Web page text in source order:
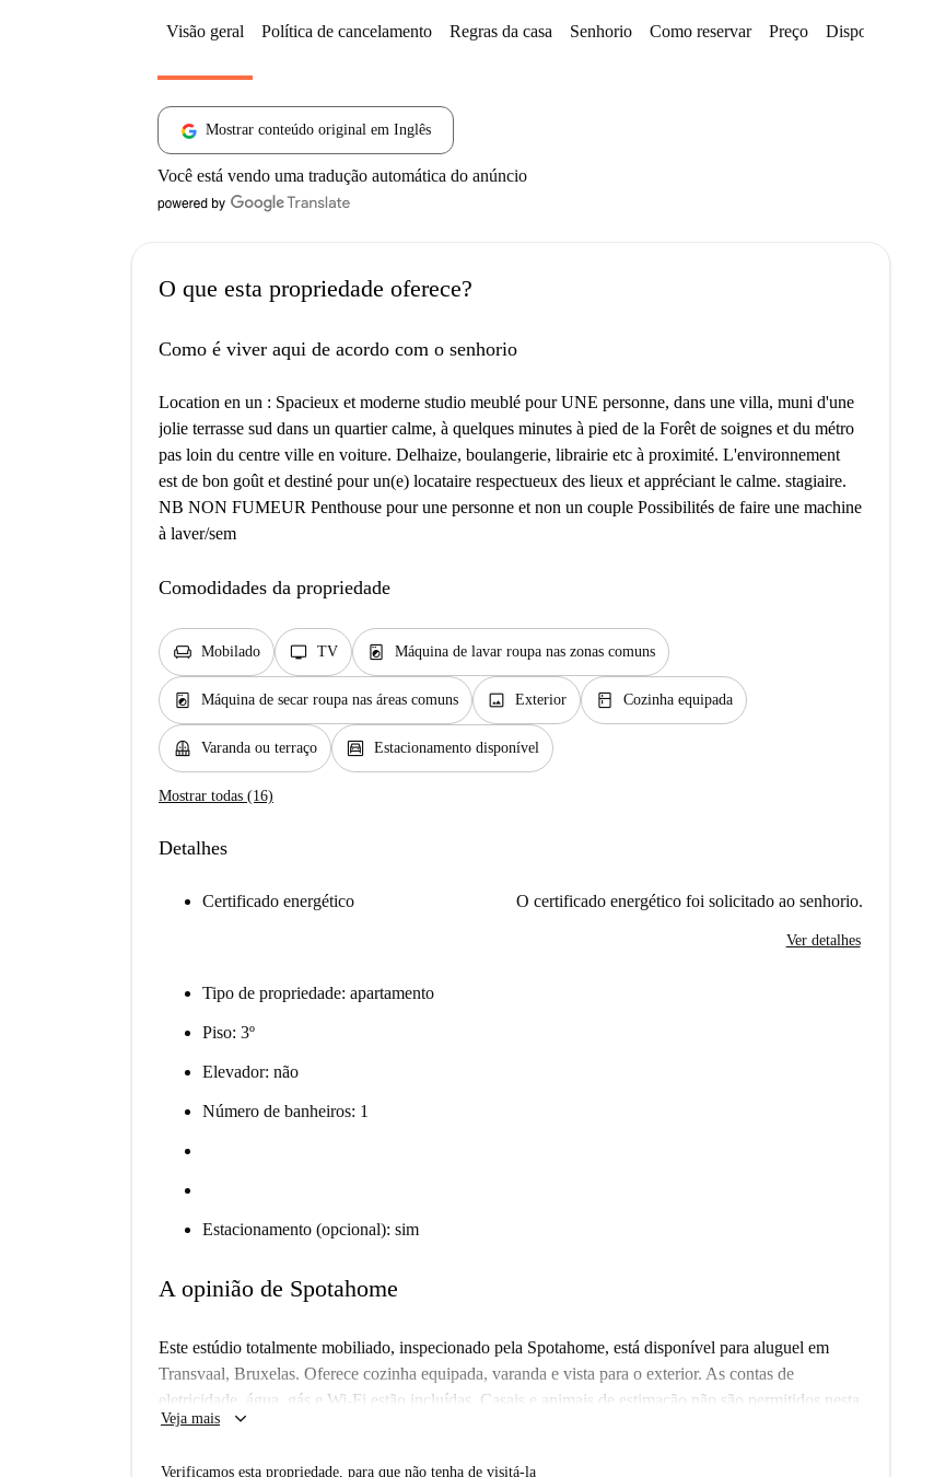
Visão geral Política de cancelamento Regras da casa Senhorio Como reservar Preço Disponibilidades
Mostrar conteúdo original em Inglês
Você está vendo uma tradução automática do anúncio
O que esta propriedade oferece?
Como é viver aqui de acordo com o senhorio
Location en un : Spacieux et moderne studio meublé pour UNE personne, dans une villa, muni d'une
jolie terrasse sud dans un quartier calme, à quelques minutes à pied de la Forêt de soignes et du métro
pas loin du centre ville en voiture. Delhaize, boulangerie, librairie etc à proximité. L'environnement
est de bon goût et destiné pour un(e) locataire respectueux des lieux et appréciant le calme. stagiaire.
NB NON FUMEUR Penthouse pour une personne et non un couple Possibilités de faire une machine
à laver/sem
Comodidades da propriedade
chair Mobilado tv TV local_laundry_service Máquina de lavar roupa nas zonas comuns
local_laundry_service Máquina de secar roupa nas áreas comuns image Exterior kitchen Cozinha equipada
balcony Varanda ou terraço garage Estacionamento disponível
Mostrar todas (16)
Detalhes
Certificado energético O certificado energético foi solicitado ao senhorio.
Ver detalhes
Tipo de propriedade: apartamento
Piso: 3º
Elevador: não
Número de banheiros: 1
Estacionamento (opcional): sim
A opinião de Spotahome
Este estúdio totalmente mobiliado, inspecionado pela Spotahome, está disponível para aluguel em
Transvaal, Bruxelas. Oferece cozinha equipada, varanda e vista para o exterior. As contas de
eletricidade, água, gás e Wi-Fi estão incluídas. Casais e animais de estimação não são permitidos nesta
propriedade, que é adequada tanto para profissionais quanto para estudantes. Há estacionamento
Veja mais keyboard_arrow_down
Verificamos esta propriedade, para que não tenha de visitá-la